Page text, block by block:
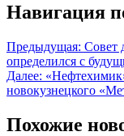
Навигация
Предыдущая: Совет
определился с
Далее:
новокузнецкого
Похожие